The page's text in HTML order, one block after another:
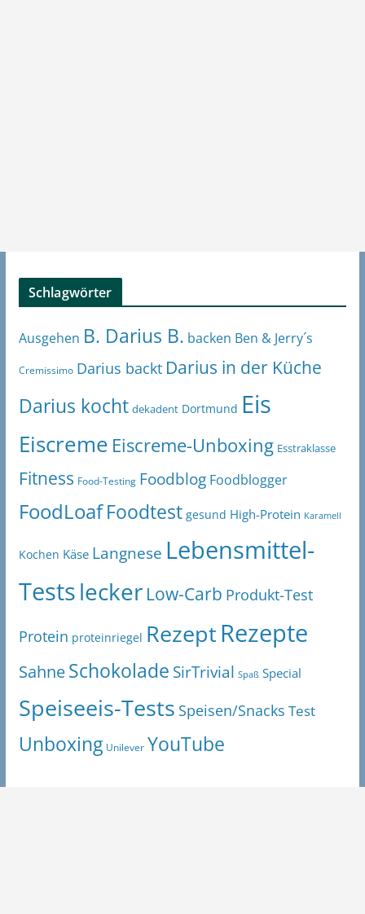
Schlagwörter
Ausgehen B. Darius B. backen Ben & Jerry´s
Cremissimo Darius backt Darius in der Küche
Darius kocht dekadent Dortmund Eis
Eiscreme Eiscreme-Unboxing Esstraklasse
Fitness Food-Testing Foodblog Foodblogger
FoodLoaf Foodtest gesund High-Protein Karamell
Kochen Käse Langnese Lebensmittel-
Testslecker Low-Carb Produkt-Test
Protein proteinriegel RezeptRezepte
SahneSchokolade SirTrivial Spaß Special
Speiseeis-Tests Speisen/Snacks Test
Unboxing Unilever YouTube